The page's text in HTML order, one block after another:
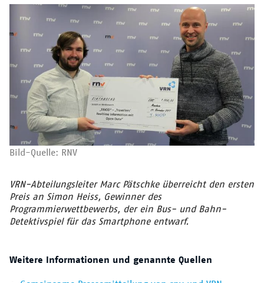
Bild-Quelle: RNV
VRN-Abteilungsleiter Marc Pätschke überreicht den ersten
Preis an Simon Heiss, Gewinner des
Programmierwettbewerbs, der ein Bus- und Bahn-
Detektivspiel für das Smartphone entwarf.
Weitere Informationen und genannte Quellen